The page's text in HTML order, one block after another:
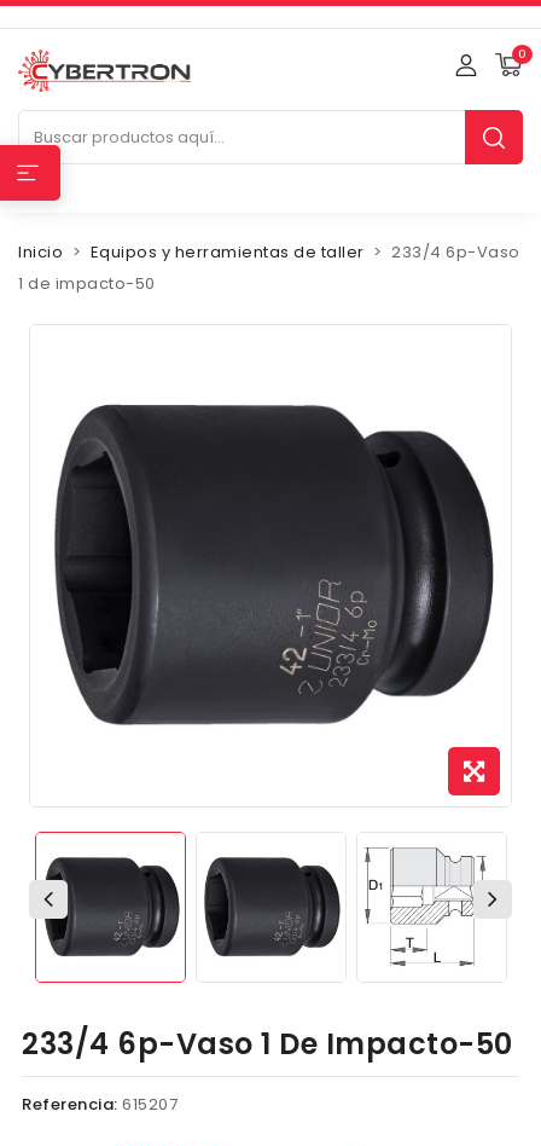
0
Inicio Equipos y herramientas de taller
233/4 6p-Vaso
1 de impacto-50
233/4 6p-Vaso 1 De Impacto-50
Referencia: 615207